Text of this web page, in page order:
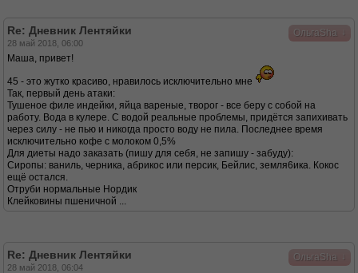
ОльгаSha
Re: Дневник Лентяйки
28 май 2018, 06:00
Маша, привет!
45 - это жутко красиво, нравилось исключительно мне
Так, первый день атаки:
Тушеное филе индейки, яйца вареные, творог - все беру с собой на
работу. Вода в кулере. С водой реальные проблемы, придётся запихивать
через силу - не пью и никогда просто воду не пила. Последнее время
исключительно кофе с молоком 0,5%
Для диеты надо заказать (пишу для себя, не запишу - забуду):
Сиропы: ваниль, черника, абрикос или персик, Бейлис, земля6ика. Кокос
ещё остался.
Отруби нормальные Нордик
Клейковины пшеничной ...
ОльгаSha
Re: Дневник Лентяйки
28 май 2018, 06:04